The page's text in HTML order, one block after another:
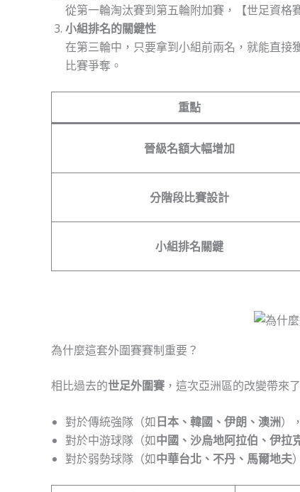
從第一輪淘汰賽到第五輪附加賽，【世足資格
小組排名的關鍵性
在第三輪中，只要拿到小組前兩名，就能直接
比賽爭奪。
重點
晉級名額大幅增加
分階段比賽設計
小組排名關鍵
為什麼這套外圍賽賽制重要？
相比過去的世足外圍賽 ，這次亞洲區的改變帶來
對於傳統強隊（如日本、韓國、伊朗、澳洲）
對於中游球隊（如中國、沙烏地阿拉伯、伊拉
對於弱勢球隊（如中華台北、不丹、馬爾地夫